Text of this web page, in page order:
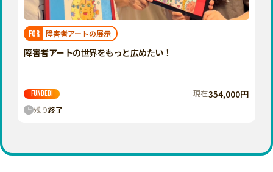
群馬
神奈川
石川
九州・沖縄
福岡 佐賀 長崎
宮崎
鹿児島 沖縄
FOR 障害者アートの展示
障害者アートの世界をもっと広めたい！
FUNDED! 現在354,000円
残り終了